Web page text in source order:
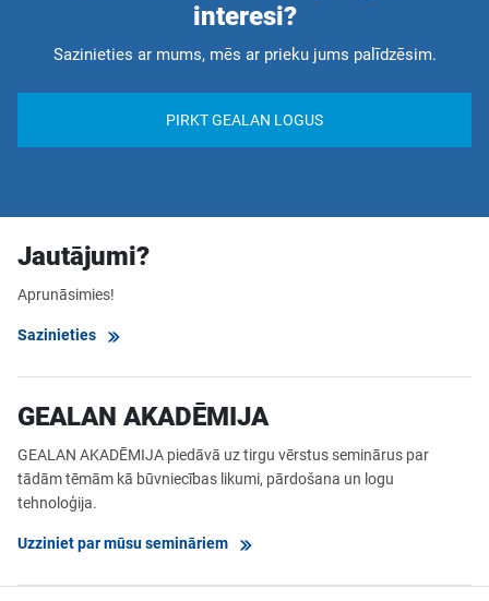
interesi?
Sazinieties ar mums, mēs ar prieku jums palīdzēsim.
PIRKT GEALAN LOGUS
Jautājumi?
Aprunāsimies!
Sazinieties
GEALAN AKADĒMIJA
GEALAN AKADĒMIJA piedāvā uz tirgu vērstus seminārus par
tādām tēmām kā būvniecības likumi, pārdošana un logu
tehnoloģija.
Uzziniet par mūsu semināriem